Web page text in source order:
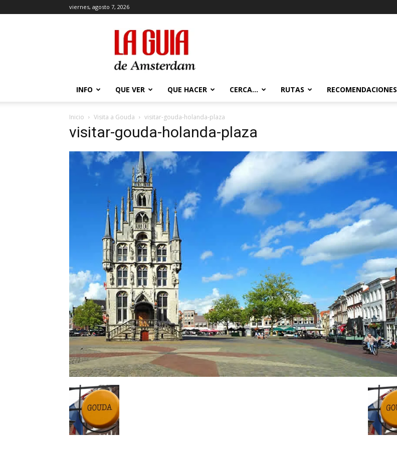
viernes, agosto 7, 2026
La
Guía
de
Amsterdam
INFO QUE VER QUE HACER CERCA… RUTAS RECOMENDACIONES
Inicio Visita a Gouda visitar-gouda-holanda-plaza
visitar-gouda-holanda-plaza